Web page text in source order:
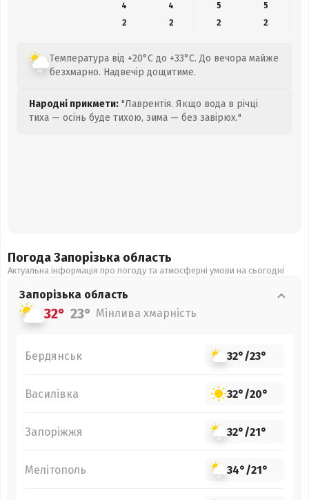
4
4 5
5
2
2 2 2
Температура від +20°C до +33°C. До вечора майже
безхмарно. Надвечір дощитиме.
Народні прикмети: "Лаврентія. Якщо вода в річці
тиха — осінь буде тихою, зима — без завірюх."
Погода Запорізька область
Актуальна інформація про погоду та атмосферні умови на сьогодні
Запорізька область
32° 23° Мінлива хмарність
Бердянськ 32°/23°
Василівка 32°/20°
Запоріжжя 32°/21°
Мелітополь 34°/21°